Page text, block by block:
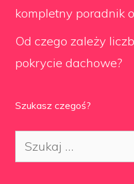
kompletny poradnik
Od czego zależy
pokrycie dachowe?
Szukasz czegoś?
Szukaj: